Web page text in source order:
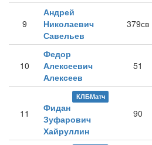
9
Андрей
Николаевич
Савельев
379св
10
Федор
Алексеевич
Алексеев
51
11
КЛБМатч
Фидан
Зуфарович
Хайруллин
90